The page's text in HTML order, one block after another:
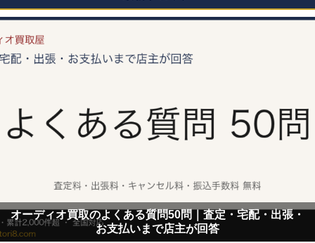
オーディオ買取のよくある質問50問｜査定・宅配・出張・
お支払いまで店主が回答